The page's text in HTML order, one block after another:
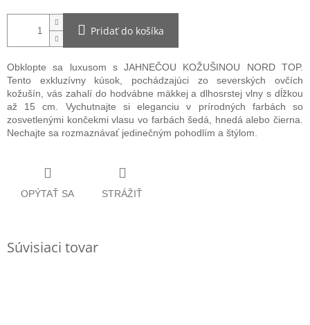
Pridať do košíka
Obklopte sa luxusom s JAHNEČOU KOŽUŠINOU NORD TOP.
Tento exkluzívny kúsok, pochádzajúci zo severských ovčích
kožušín, vás zahalí do hodvábne mäkkej a dlhosrstej vlny s dĺžkou
až 15 cm. Vychutnajte si eleganciu v prírodných farbách so
zosvetlenými končekmi vlasu vo farbách šedá, hnedá alebo čierna.
Nechajte sa rozmaznávať jedinečným pohodlím a štýlom.
OPÝTAŤ SA STRÁŽIŤ
Súvisiaci tovar